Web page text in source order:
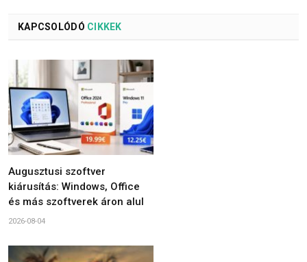
KAPCSOLÓDÓ CIKKEK
Augusztusi szoftver
kiárusítás: Windows, Office
és más szoftverek áron alul
2026-08-04